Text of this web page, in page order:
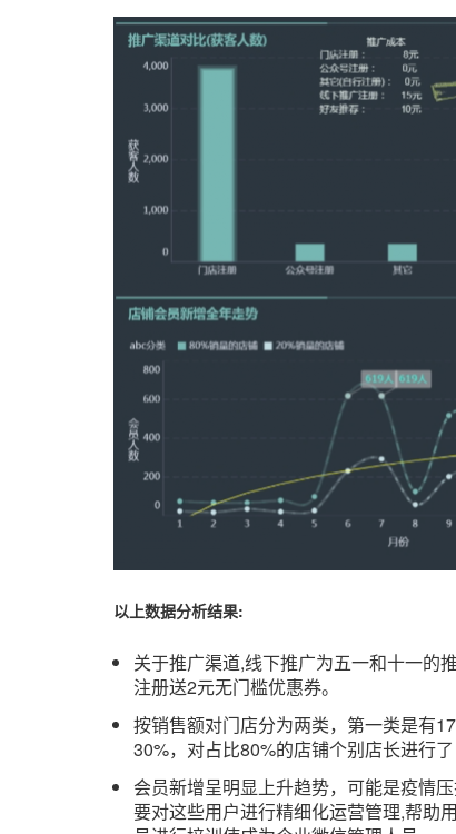
以上数据分析结果:
关于推广渠道,线下推广为五一和十一的
注册送2元无门槛优惠券。
按销售额对门店分为两类，第一类是有
30%，对占比80%的店铺个别店长进行
会员新增呈明显上升趋势，可能是疫情
要对这些用户进行精细化运营管理,帮助